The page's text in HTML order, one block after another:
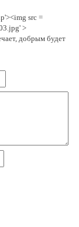
src =
>
добрым будет